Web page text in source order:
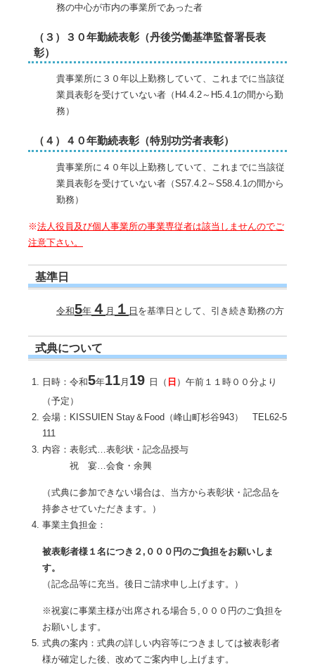
務の中心が市内の事業所であった者
（３）３０年勤続表彰（丹後労働基準監督署長表
彰）
貴事業所に３０年以上勤務していて、これまでに当該従
業員表彰を受けていない者（H4.4.2～H5.4.1の間から勤
務）
（４）４０年勤続表彰（特別功労者表彰）
貴事業所に４０年以上勤務していて、これまでに当該従
業員表彰を受けていない者（S57.4.2～S58.4.1の間から
勤務）
※法人役員及び個人事業所の事業専従者は該当しませんのでご
注意下さい。
基準日
令和5年 ４ 月 １ 日 を基準日として、引き続き勤務の方
式典について
日時：令和5年11 月 19 日（ 日 ）午前１１時００分より
（予定）
会場：KISSUIEN Stay＆Food（峰山町杉谷943） TEL62-5
111
内容：表彰式…表彰状・記念品授与
祝 宴…会食・余興
（式典に参加できない場合は、当方から表彰状・記念品を
持参させていただきます。）
事業主負担金：
被表彰者様１名につき２,０００円のご負担をお願いしま
す。
（記念品等に充当。後日ご請求申し上げます。）
※祝宴に事業主様が出席される場合５,０００円のご負担を
お願いします。
式典の案内：式典の詳しい内容等につきましては被表彰者
様が確定した後、改めてご案内申し上げます。